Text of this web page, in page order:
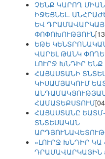
ՉԵՆՔ ԿԱՐՈՂ
ԻՋԵՑՆԵԼ.
ԵՎ
ՓՈՓՈԽՈՒԹՅՈՒՆ
ԵԹԵ
ՎԱՐԵԼ ԹԱՆԿ
ԼՈՒՐՋ ԽՆԴԻՐ ԵՆՔ
ՀԱՅԱՍՏԱՆԻ
ԿԻՍԱՄՅԱԿՈՒՄ
ՀԱՄԱՏԵՔՍՏՈՒՄ
ՀԱՅԱՍՏԱՆԸ
ՏՆՏԵՍԱԿԱՆ
«ԼՈՒՐՋ ԽՆԴԻՐ
ԴՐԱՄԱՎԱՐԿԱՅԻՆ